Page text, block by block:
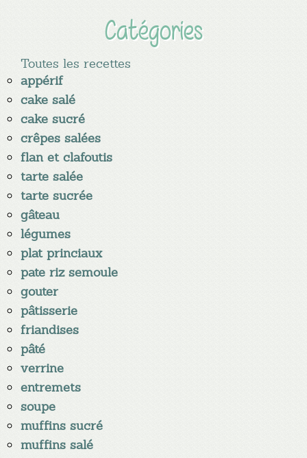
Catégories
Toutes les recettes
appérif
cake salé
cake sucré
crêpes salées
flan et clafoutis
tarte salée
tarte sucrée
gâteau
légumes
plat princiaux
pate riz semoule
gouter
pâtisserie
friandises
pâté
verrine
entremets
soupe
muffins sucré
muffins salé